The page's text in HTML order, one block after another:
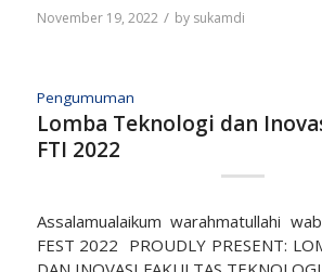
November 19, 2022 / by sukamdi
Pengumuman
Lomba Teknologi dan
FTI 2022
Assalamualaikum warahmatullahi
FEST 2022 PROUDLY PRESENT: